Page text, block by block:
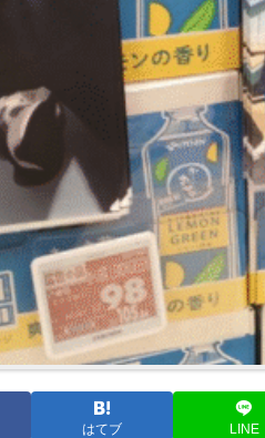
はてブ LINE